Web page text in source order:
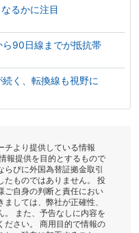
るかに注目
ら90日線までが抵抗帯
続く、転換線も視野に
チより提供している情報
報提供を目的とするもので
らびに外国為替証拠金取引
たものではありません。 投
ご自身の判断と責任におい
しては、弊社が正確性、
。 また、予告なしに内容を
ださい。 商用目的で情報の